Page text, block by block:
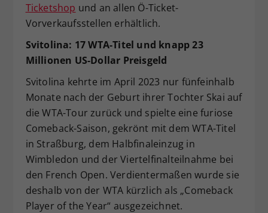
Ticketshop und an allen Ö-Ticket-
Vorverkaufsstellen erhältlich.
Svitolina: 17 WTA-Titel und knapp 23
Millionen US-Dollar Preisgeld
Svitolina kehrte im April 2023 nur fünfeinhalb
Monate nach der Geburt ihrer Tochter Skai auf
die WTA-Tour zurück und spielte eine furiose
Comeback-Saison, gekrönt mit dem WTA-Titel
in Straßburg, dem Halbfinaleinzug in
Wimbledon und der Viertelfinalteilnahme bei
den French Open. Verdientermaßen wurde sie
deshalb von der WTA kürzlich als „Comeback
Player of the Year“ ausgezeichnet.